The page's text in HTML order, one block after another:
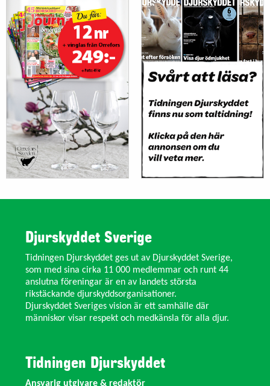
Djurskyddet Sverige
Tidningen Djurskyddet ges ut av Djurskyddet Sverige,
som med sina cirka 11 000 medlemmar och runt 44
anslutna föreningar är en av landets största
rikstäckande djurskyddsorganisationer.
Djurskyddet Sveriges vision är ett samhälle där
människor visar respekt och medkänsla för alla djur.
Tidningen Djurskyddet
Ansvarig utgivare & redaktör